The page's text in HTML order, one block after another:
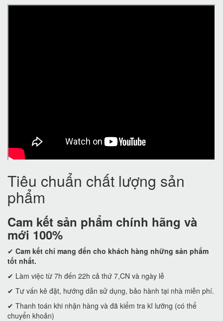
Tiêu chuẩn chất lượng sản
phẩm
Cam kết sản phẩm chính hãng và
mới 100%
✔ Cam kết chỉ mang đến cho khách hàng những sản phẩm
tốt nhất.
✔ Làm việc từ 7h đến 22h cả thứ 7,CN và ngày lễ
✔ Tư vấn kê đặt, hướng dẫn sử dụng, bảo hành tại nhà miễn phí.
✔ Thanh toán khi nhận hàng và đã kiểm tra kĩ lưỡng (có thể
chuyển khoản)